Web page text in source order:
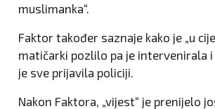
muslimanka“.
Faktor također saznaje kako je „u
matičarki pozlilo pa je intervenirala i
je sve prijavila policiji.
Nakon Faktora, „vijest“ je prenijelo